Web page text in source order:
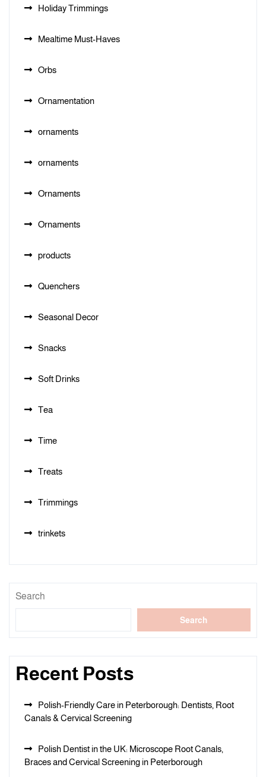
Holiday Trimmings
Mealtime Must-Haves
Orbs
Ornamentation
ornaments
ornaments
Ornaments
Ornaments
products
Quenchers
Seasonal Decor
Snacks
Soft Drinks
Tea
Time
Treats
Trimmings
trinkets
Search
Search
Recent Posts
Polish-Friendly Care in Peterborough: Dentists, Root
Canals & Cervical Screening
Polish Dentist in the UK: Microscope Root Canals,
Braces and Cervical Screening in Peterborough